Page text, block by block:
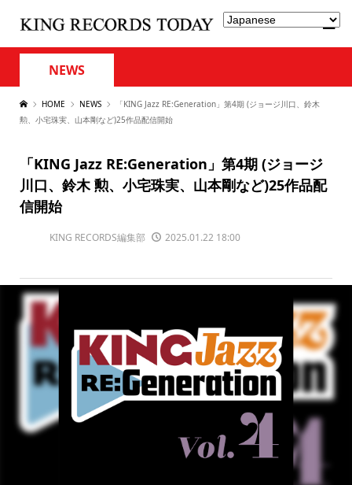
NEWS
HOME NEWS
「KING Jazz RE:Generation」第4期 (ジョージ川口、鈴木
勲、小宅珠実、山本剛など)25作品配信開始
「KING Jazz RE:Generation」第4期 (ジョージ
川口、鈴木 勲、小宅珠実、山本剛など)25作品配
信開始
KING RECORDS編集部 2025.01.22 18:00